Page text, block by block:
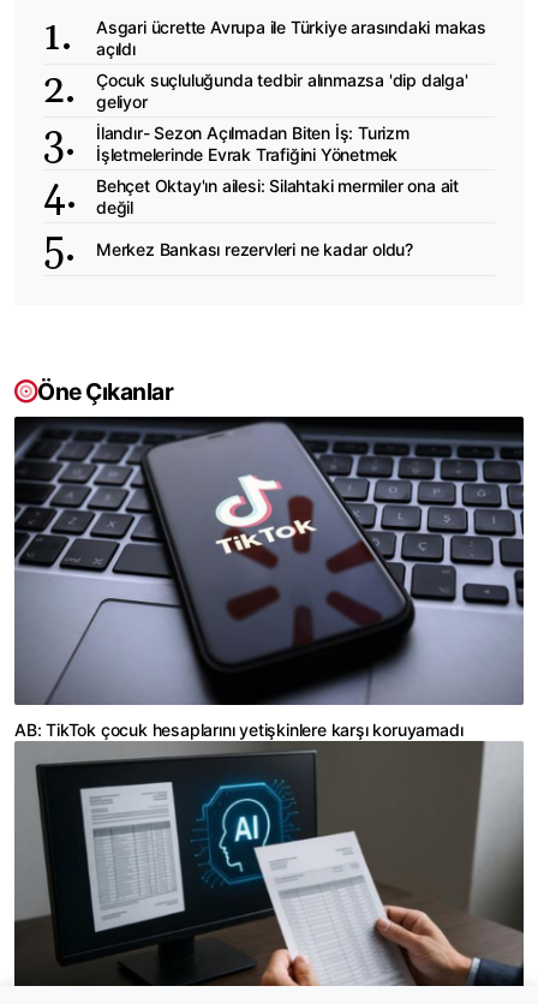
Asgari ücrette Avrupa ile Türkiye arasındaki makas
açıldı
Çocuk suçluluğunda tedbir alınmazsa 'dip dalga'
geliyor
İlandır- Sezon Açılmadan Biten İş: Turizm
İşletmelerinde Evrak Trafiğini Yönetmek
Behçet Oktay'ın ailesi: Silahtaki mermiler ona ait
değil
Merkez Bankası rezervleri ne kadar oldu?
Öne Çıkanlar
AB: TikTok çocuk hesaplarını yetişkinlere karşı koruyamadı